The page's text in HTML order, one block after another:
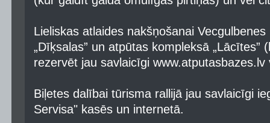
Lieliskas atlaides nakšņošanai
„Dīķsalas” un atpūtas kompleksā „Lācītes”
rezervēt jau savlaicīgi
Biļetes dalībai tūrisma rallijā jau savlaicīgi
Servisa" kasēs un internetā.